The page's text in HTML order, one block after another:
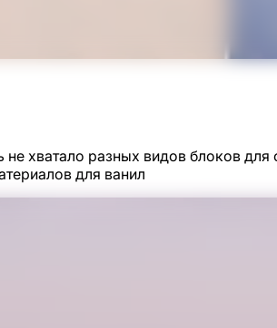
не хватало разных видов блоков
для ванил